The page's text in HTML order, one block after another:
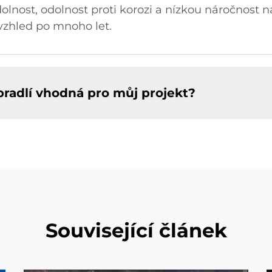
odolnost proti korozi a nízkou náročnost
po mnoho let.
vhodná pro můj projekt?
Související článek